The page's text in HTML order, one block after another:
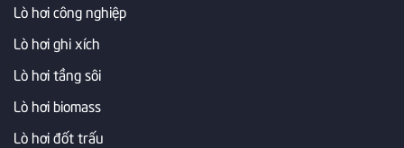
Lò hơi công nghiệp
Lò hơi ghi xích
Lò hơi tầng sôi
Lò hơi biomass
Lò hơi đốt trấu